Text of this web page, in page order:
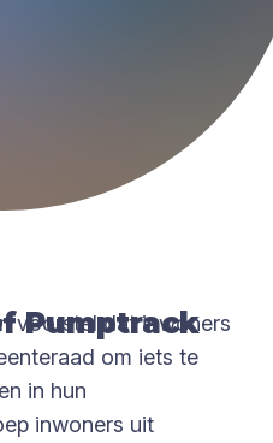
Pumptrack
voorstel dat inwoners
om iets te
in hun
inwoners uit